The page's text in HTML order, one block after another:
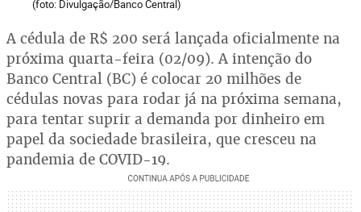
(foto: Divulgação/Banco Central)
A cédula de R$ 200 será lançada oficialmente na
próxima quarta-feira (02/09). A intenção do
Banco Central (BC) é colocar 20 milhões de
cédulas novas para rodar já na próxima semana,
para tentar suprir a demanda por dinheiro em
papel da sociedade brasileira, que cresceu na
pandemia de COVID-19.